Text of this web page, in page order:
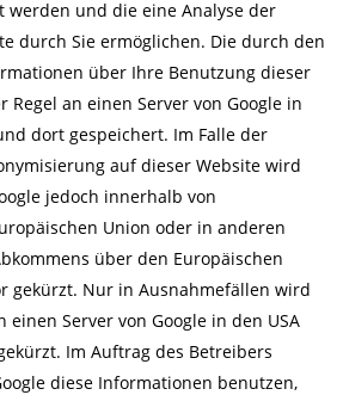
werden und die eine Analyse der
durch Sie ermöglichen. Die durch den
über Ihre Benutzung dieser
Regel an einen Server von Google in
dort gespeichert. Im Falle der
auf dieser Website wird
jedoch innerhalb von
Union oder in anderen
über den Europäischen
gekürzt. Nur in Ausnahmefällen wird
einen Server von Google in den USA
Im Auftrag des Betreibers
diese Informationen benutzen,